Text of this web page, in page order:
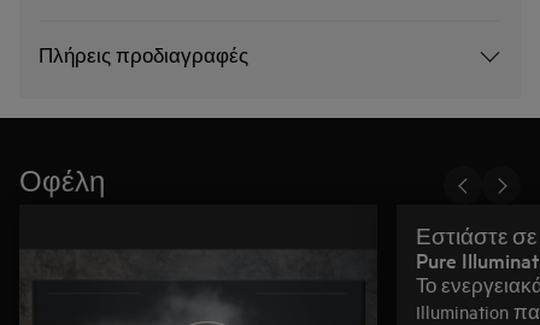
Πλήρεις προδιαγραφές
Οφέλη
Εστιάστε
Pure
Το
Illumination